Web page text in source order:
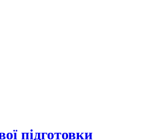
підготовки